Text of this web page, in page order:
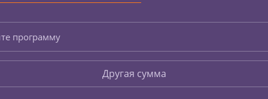
программу
Другая сумма